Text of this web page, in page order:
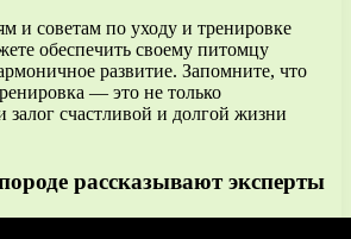
и советам по уходу и тренировке
обеспечить своему питомцу
развитие. Запомните, что
— это не только
залог счастливой и долгой жизни
рассказывают эксперты